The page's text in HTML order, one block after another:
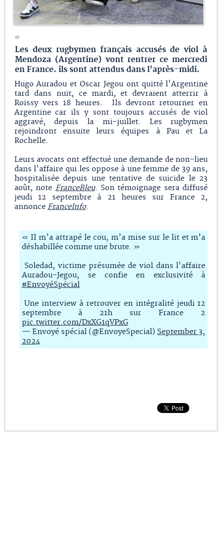
dr
Les deux rugbymen français accusés de viol à
Mendoza (Argentine) vont rentrer ce mercredi
en France. ils sont attendus dans l'après-midi.
Hugo Auradou et Oscar Jegou ont quitté l'Argentine
tard dans nuit, ce mardi, et devraient atterrir à
Roissy vers 18 heures. Ils devront retourner en
Argentine car ils y sont toujours accusés de viol
aggravé, depuis la mi-juillet. Les rugbymen
rejoindront ensuite leurs équipes à Pau et La
Rochelle.
Leurs avocats ont effectué une demande de non-lieu
dans l'affaire qui les oppose à une femme de 39 ans,
hospitalisée depuis une tentative de suicide le 23
août, note FranceBleu. Son témoignage sera diffusé
jeudi 12 septembre à 21 heures sur France 2,
annonce FranceInfo.
« Il m’a attrapé le cou, m’a mise sur le lit et m’a
déshabillée comme une brute. »
Soledad, victime présumée de viol dans l'affaire
Auradou-Jegou, se confie en exclusivité à
#EnvoyéSpécial
Une interview à retrouver en intégralité jeudi 12
septembre à 21h sur France 2
pic.twitter.com/DxXG1qVPxG
— Envoyé spécial (@EnvoyeSpecial) September 3,
2024